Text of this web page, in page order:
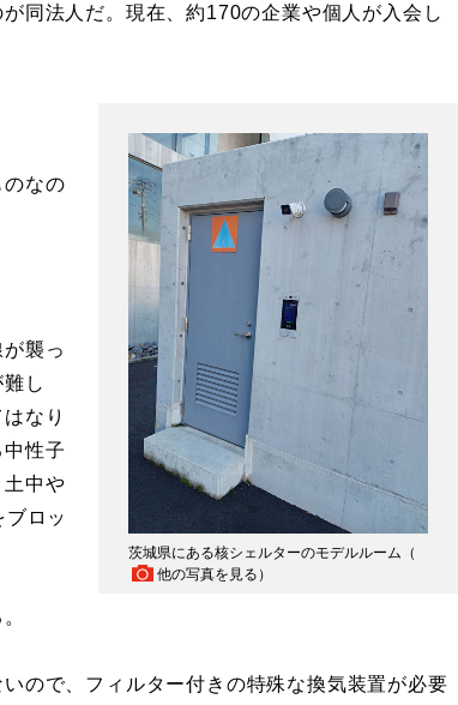
同法人だ。現在、約170の企業や個人が入会し
茨城県にある核シェルターのモデルルーム（
他の写真を見る ）
なの
襲っ
し
なり
性子
中や
ロッ
ので、フィルター付きの特殊な換気装置が必要